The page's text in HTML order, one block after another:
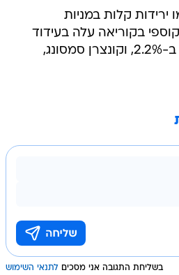
ירידות קלות במניות
בקוריאה עלה בעידוד
יונדאי מוטור, שטיפסה ב-2.2%, וקונצרן סמסונג,
בשליחת התגובה אני מסכים לתנאי השימוש